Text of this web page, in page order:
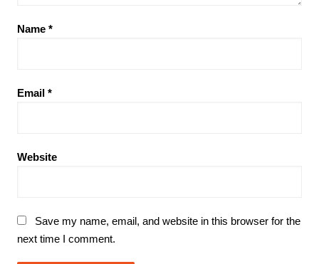
Name *
Email *
Website
Save my name, email, and website in this browser for the
next time I comment.